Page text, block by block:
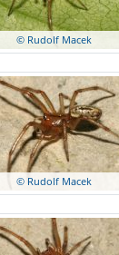
© Rudolf Macek
© Rudolf Macek